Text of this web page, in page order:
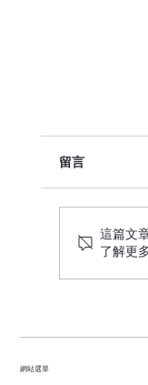
Meta
留言
這篇文
了解更多
網站選單